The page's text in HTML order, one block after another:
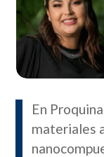
En
materiales